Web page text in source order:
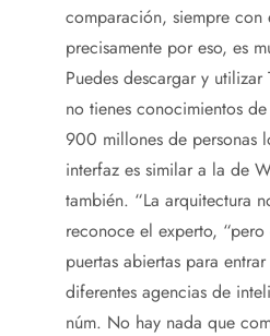
comparación, siempre con
precisamente por eso, es
Puedes descargar y utilizar
no tienes conocimientos
900 millones de personas
interfaz es similar a la de
también. “La arquitectura
reconoce el experto,
puertas abiertas para
diferentes agencias de
núm. No hay nada que